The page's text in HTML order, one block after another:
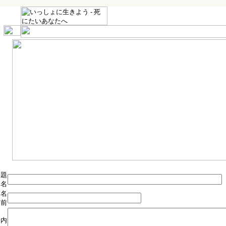
題
名
名
前
内